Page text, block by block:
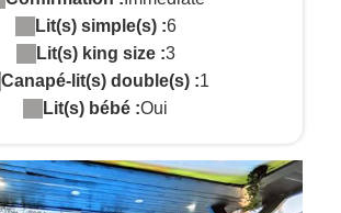
Lit(s) simple(s) :6
Lit(s) king size :3
Canapé-lit(s) double(s) :1
Lit(s) bébé :Oui